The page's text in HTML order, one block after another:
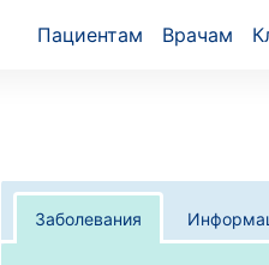
Пациентам Врачам
Заболевания